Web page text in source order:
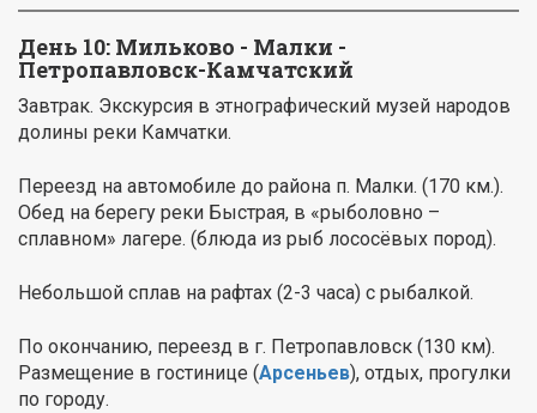
День 10: Мильково - Малки -
Петропавловск-Камчатский
Завтрак. Экскурсия в этнографический музей народов
долины реки Камчатки.
Переезд на автомобиле до района п. Малки. (170 км.).
Обед на берегу реки Быстрая, в «рыболовно –
сплавном» лагере. (блюда из рыб лососёвых пород).
Небольшой сплав на рафтах (2-3 часа) с рыбалкой.
По окончанию, переезд в г. Петропавловск (130 км).
Размещение в гостинице (Арсеньев), отдых, прогулки
по городу.